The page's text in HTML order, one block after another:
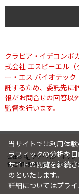
クラピア・イデコンポ
式会社 エスビーエル（
ー・エス バイオテック
託するため、委託先に
報がお問合せの回答以
監督を行います。
会社案内 プライバシーポリシ
特定商取引法に基づく表記につ
当サイトでは利用体
ラフィックの分析を
サイトの閲覧を継続
のといたします。
詳細についてはプライ